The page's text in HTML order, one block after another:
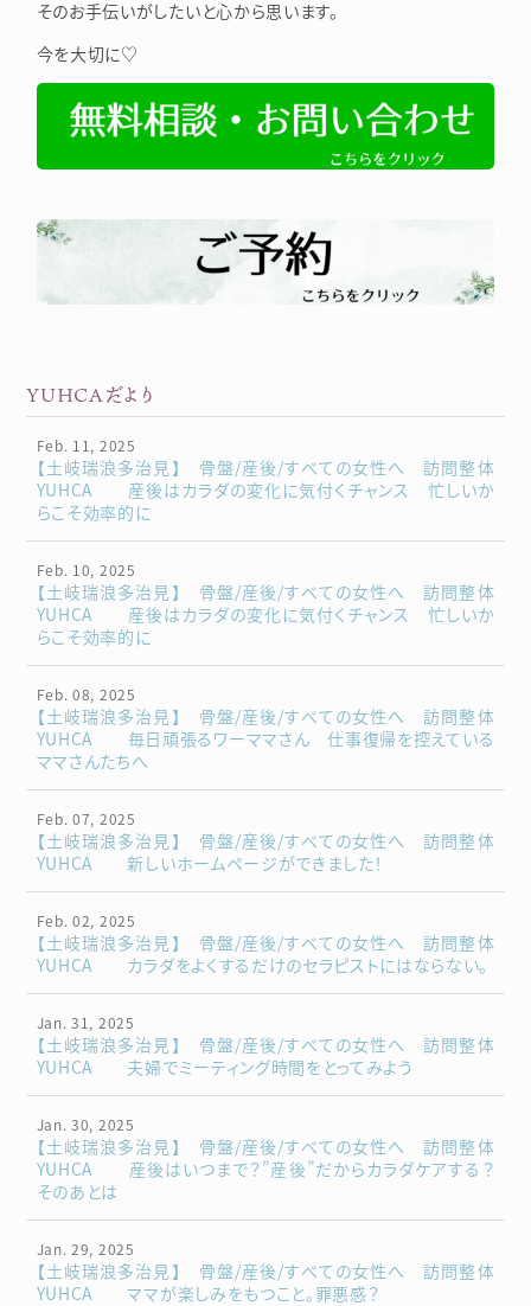
そのお手伝いがしたいと心から思います。
今を大切に♡
YUHCAだより
Feb. 11, 2025
【土岐瑞浪多治見】 骨盤/産後/すべての女性へ 訪問整体
YUHCA 産後はカラダの変化に気付くチャンス 忙しいか
らこそ効率的に
Feb. 10, 2025
【土岐瑞浪多治見】 骨盤/産後/すべての女性へ 訪問整体
YUHCA 産後はカラダの変化に気付くチャンス 忙しいか
らこそ効率的に
Feb. 08, 2025
【土岐瑞浪多治見】 骨盤/産後/すべての女性へ 訪問整体
YUHCA 毎日頑張るワーママさん 仕事復帰を控えている
ママさんたちへ
Feb. 07, 2025
【土岐瑞浪多治見】 骨盤/産後/すべての女性へ 訪問整体
YUHCA 新しいホームページができました！
Feb. 02, 2025
【土岐瑞浪多治見】 骨盤/産後/すべての女性へ 訪問整体
YUHCA カラダをよくするだけのセラピストにはならない。
Jan. 31, 2025
【土岐瑞浪多治見】 骨盤/産後/すべての女性へ 訪問整体
YUHCA 夫婦でミーティング時間をとってみよう
Jan. 30, 2025
【土岐瑞浪多治見】 骨盤/産後/すべての女性へ 訪問整体
YUHCA 産後はいつまで？”産後”だからカラダケアする？
そのあとは
Jan. 29, 2025
【土岐瑞浪多治見】 骨盤/産後/すべての女性へ 訪問整体
YUHCA ママが楽しみをもつこと。罪悪感？